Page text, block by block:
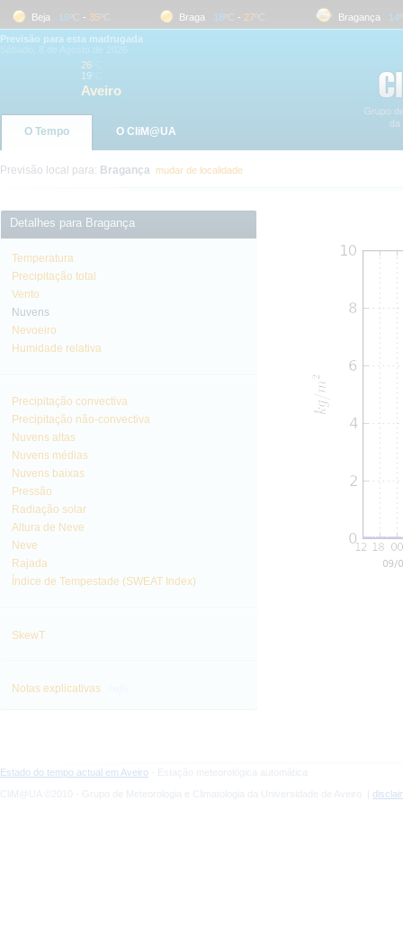
Beja 16 ºC- 35 ºC Braga 18 ºC- 27 ºC Bragança 14 ºC
Previsão para esta madrugada
26
19
Aveiro
O Tempo O CliM@UA
Previsão local para: Bragança mudar de localidade
Detalhes para Bragança
Temperatura
Precipitação total
Vento
Nuvens
Nevoeiro
Humidade relativa
Precipitação convectiva
Precipitação não-convectiva
Nuvens altas
Nuvens médias
Nuvens baixas
Pressão
Radiação solar
Altura de Neve
Neve
Rajada
Índice de Tempestade (SWEAT Index)
SkewT
Notas explicativas
Estado do tempo actual em Aveiro - Estação meteorológica automática
CliM@UA ©2010 - Grupo de Meteorologia e Climatologia da Universidade de Aveiro |